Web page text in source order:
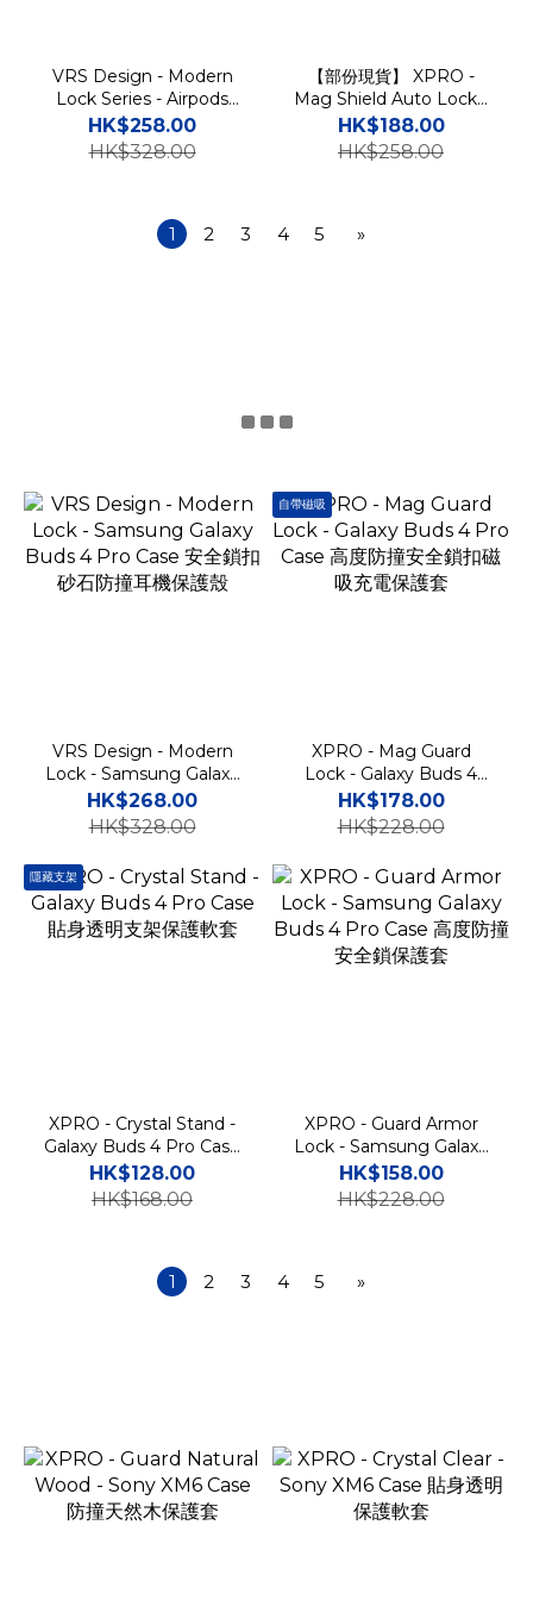
VRS Design - Modern
Lock Series - Airpods
Pro 3 安全扣防撞耳機保護
殼
HK$258.00
HK$328.00
【部份現貨】 XPRO -
Mag Shield Auto Lock -
Airpods Pro 3 Magsafe
Case 高度防撞自動彈蓋安
全鎖支架磁吸充電保護套 4
HK$188.00
HK$258.00
1 2 3 4 5 »
VRS Design - Modern
Lock - Samsung Galaxy
Buds 4 Pro Case 安全鎖
扣砂石防撞耳機保護殼
HK$268.00
HK$328.00
自帶磁吸
XPRO - Mag Guard
Lock - Galaxy Buds 4
Pro Case 高度防撞安全鎖
扣磁吸充電保護套
HK$178.00
HK$228.00
隱藏支架
XPRO - Crystal Stand -
Galaxy Buds 4 Pro Case
貼身透明支架保護軟套
HK$128.00
HK$168.00
XPRO - Guard Armor
Lock - Samsung Galaxy
Buds 4 Pro Case 高度防
撞安全鎖保護套
HK$158.00
HK$228.00
1 2 3 4 5 »